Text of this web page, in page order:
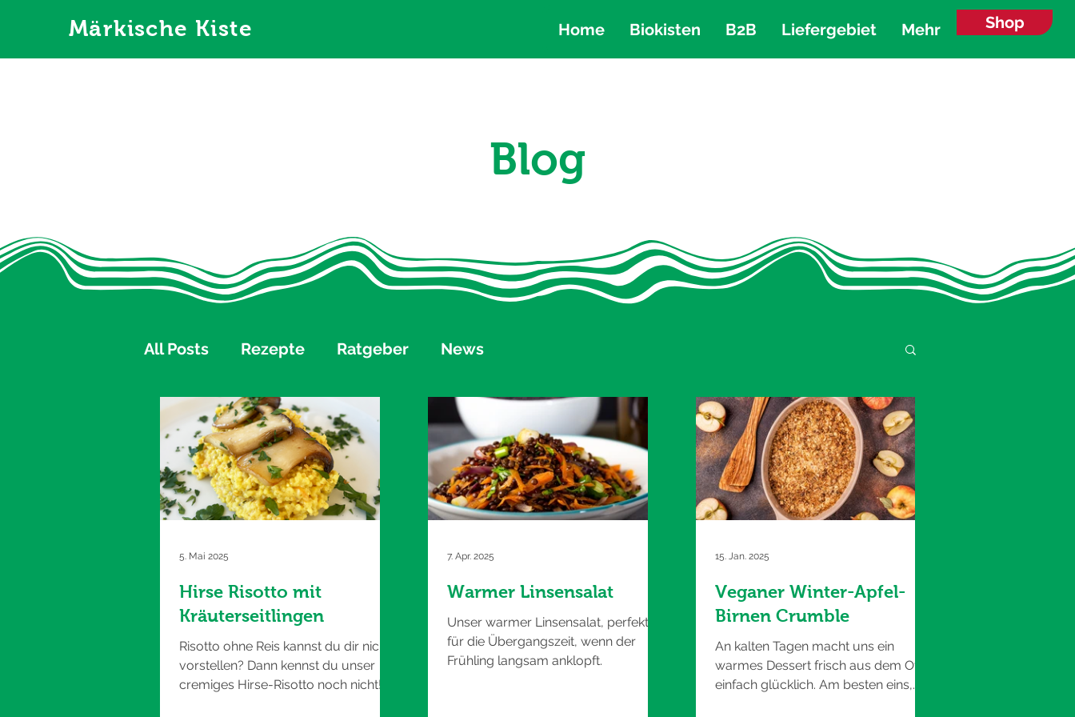
Märkische Kiste Home Biokisten B2B Liefergebiet Mehr Shop
Blog
All Posts Rezepte Ratgeber News
Hirse Risotto mit
Kräuterseitlingen
Risotto ohne Reis kannst du dir nicht
vorstellen? Dann kennst du unser
cremiges Hirse-Risotto noch nicht!
5. Mai 2025
Warmer Linsensalat
Unser warmer Linsensalat, perfekt
für die Übergangszeit, wenn der
Frühling langsam anklopft.
7. Apr. 2025
Veganer Winter-Apfel-
Birnen Crumble
An kalten Tagen macht uns ein
warmes Dessert frisch aus dem Ofen
einfach glücklich. Am besten eins,
15. Jan. 2025